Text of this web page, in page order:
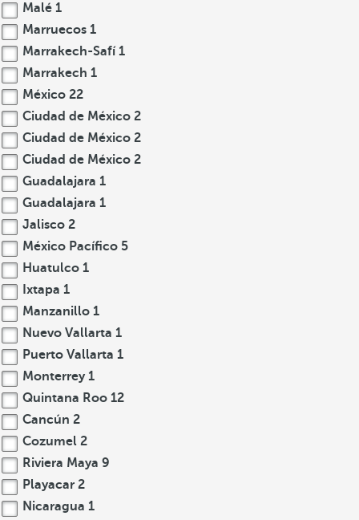
Malé 1
Marruecos 1
Marrakech-Safí1
Marrakech 1
México 22
Ciudad de México 2
Ciudad de México 2
Ciudad de México 2
Guadalajara 1
Guadalajara 1
Jalisco 2
México Pacífico 5
Huatulco 1
Ixtapa 1
Manzanillo 1
Nuevo Vallarta 1
Puerto Vallarta 1
Monterrey 1
Quintana Roo 12
Cancún 2
Cozumel 2
Riviera Maya 9
Playacar 2
Nicaragua 1